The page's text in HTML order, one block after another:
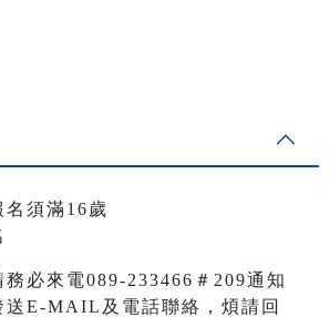
名須滿16歲
務必來電089-233466＃209通知
送E-MAIL及電話聯絡，煩請回